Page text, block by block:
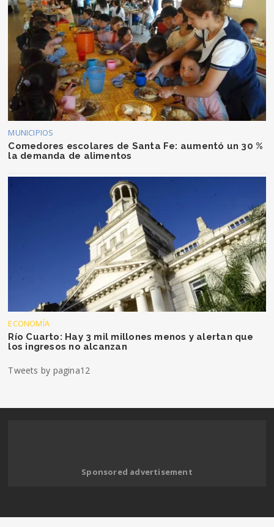
MUNICIPIOS
Comedores escolares de Santa Fe: aumentó un 30 %
la demanda de alimentos
ECONOMÍA
Río Cuarto: Hay 3 mil millones menos y alertan que
los ingresos no alcanzan
Tweets by pagina12
Sponsored advertisement